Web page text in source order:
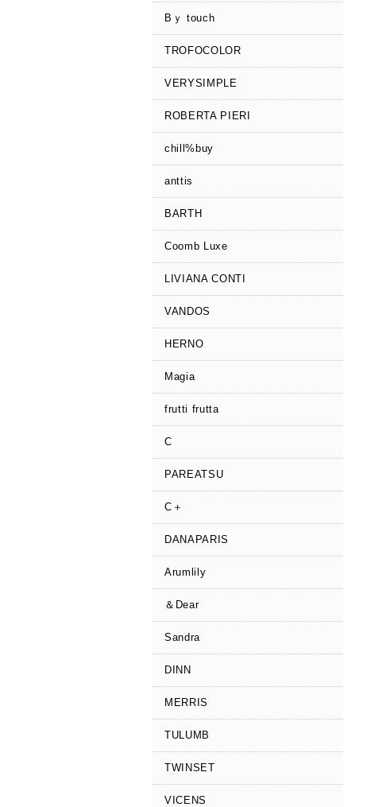
Bｙ touch
TROFOCOLOR
VERYSIMPLE
ROBERTA PIERI
chill%buy
anttis
BARTH
Coomb Luxe
LIVIANA CONTI
VANDOS
HERNO
Magia
frutti frutta
C
PAREATSU
C＋
DANAPARIS
Arumlily
＆Dear
Sandra
DINN
MERRIS
TULUMB
TWINSET
VICENS